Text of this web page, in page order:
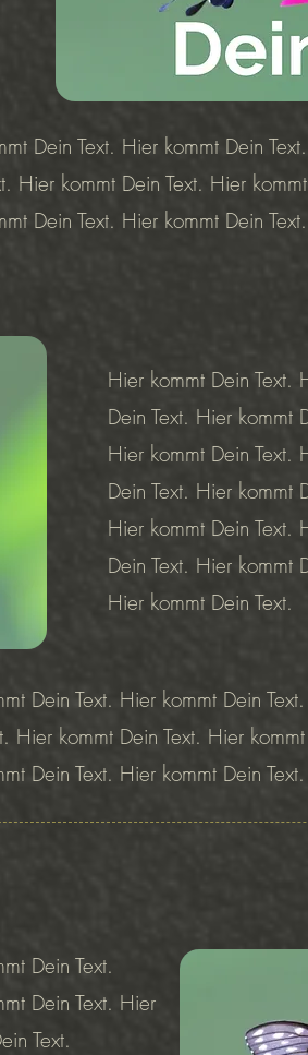
Dein Text. Hier kommt Dein
Hier kommt Dein Text. Hier
Dein Text. Hier kommt Dein
Hier kommt Dein Text.
Dein Text. Hier kommt
Hier kommt Dein Text.
Dein Text. Hier kommt
Hier kommt Dein Text.
Dein Text. Hier kommt
Hier kommt Dein Text.
Dein Text. Hier kommt Dein
Hier kommt Dein Text. Hier
Dein Text. Hier kommt Dein
Dein Text.
Dein Text. Hier
Text.